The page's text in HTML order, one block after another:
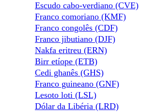
Escudo cabo-verdiano (CVE)
Franco comoriano (KMF)
Franco congolês (CDF)
Franco jibutiano (DJF)
Nakfa eritreu (ERN)
Birr etíope (ETB)
Cedi ghanês (GHS)
Franco guineano (GNF)
Lesoto loti (LSL)
Dólar da Libéria (LRD)